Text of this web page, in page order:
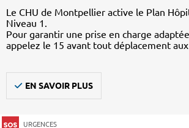
Le CHU de Montpellier active le Plan
Niveau 1.
Pour garantir une prise en charge
appelez le 15 avant tout déplacement
EN SAVOIR PLUS
URGENCES